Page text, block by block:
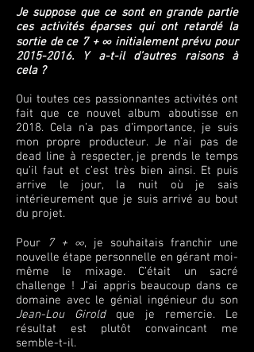
Je suppose que ce sont en grande partie
ces activités éparses qui ont retardé la
sortie de ce 7 + ∞ initialement prévu pour
2015-2016. Y a-t-il d’autres raisons à
cela ?
Oui toutes ces passionnantes activités ont
fait que ce nouvel album aboutisse en
2018. Cela n’a pas d’importance, je suis
mon propre producteur. Je n’ai pas de
dead line à respecter, je prends le temps
qu’il faut et c’est très bien ainsi. Et puis
arrive le jour, la nuit où je sais
intérieurement que je suis arrivé au bout
du projet.
Pour 7 + ∞, je souhaitais franchir une
nouvelle étape personnelle en gérant moi-
même le mixage. C’était un sacré
challenge ! J’ai appris beaucoup dans ce
domaine avec le génial ingénieur du son
Jean-Lou Giroldque je remercie. Le
résultat est plutôt convaincant me
semble-t-il.